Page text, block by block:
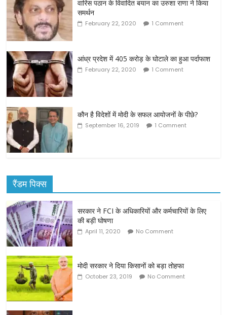
वारिस पठान के विवादित बयान का उरुशा राणा ने किया
समर्थन
February 22, 2020 1 Comment
आंध्र प्रदेश में 405 करोड़ के घोटाले का हुआ पर्दाफाश
February 22, 2020 1 Comment
कौन है विदेशों में मोदी के सफल आयोजनों के पीछे?
September 16, 2019 1 Comment
रैंडम पिक्स
सरकार ने FCI के अधिकारियों और कर्मचारियों के लिए
की बड़ी घोषणा
April 11, 2020 No Comment
मोदी सरकार ने दिया किसानों को बड़ा तोहफा
October 23, 2019 No Comment